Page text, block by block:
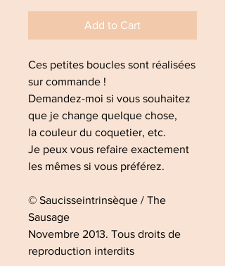
Add to Cart
Ces petites boucles sont réalisées
sur commande !
Demandez-moi si vous souhaitez
que je change quelque chose,
la couleur du coquetier, etc.
Je peux vous refaire exactement
les mêmes si vous préférez.
© Saucisseintrinsèque / The
Sausage
Novembre 2013. Tous droits de
reproduction interdits